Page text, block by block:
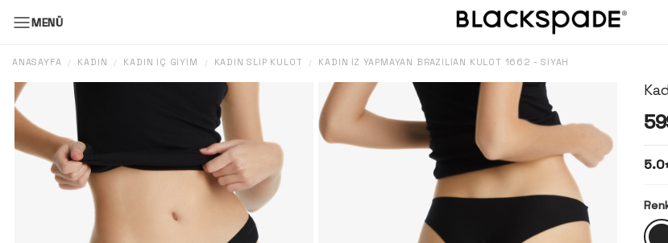
MENÜ
ANASAYFA / KADIN / KADIN İÇ GIYIM / KADIN SLIP KÜLOT / KADIN İZ YAPMAYAN BRAZILIAN KÜLOT 1662 - SIYAH
5.0